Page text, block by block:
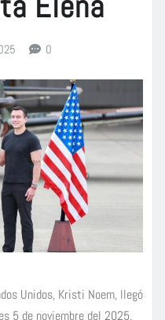
0
Unidos, Kristi Noem, llegó
5 de noviembre del 2025.